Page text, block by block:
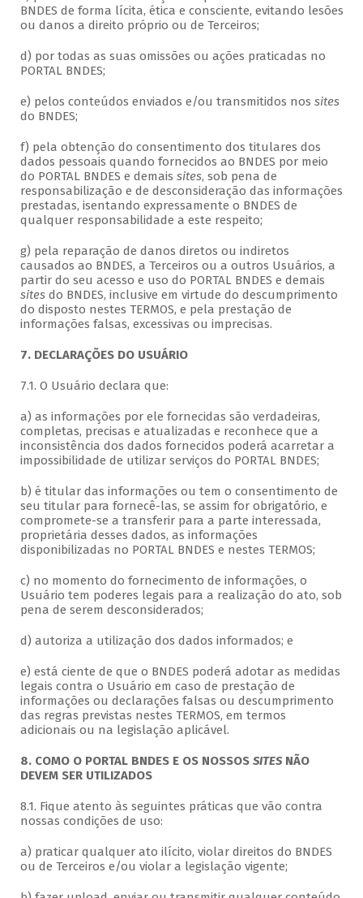
BNDES de forma lícita, ética e consciente, evitando lesões
ou danos a direito próprio ou de Terceiros;
d) por todas as suas omissões ou ações praticadas no
PORTAL BNDES;
e) pelos conteúdos enviados e/ou transmitidos nos sites
do BNDES;
f) pela obtenção do consentimento dos titulares dos
dados pessoais quando fornecidos ao BNDES por meio
do PORTAL BNDES e demais sites, sob pena de
responsabilização e de desconsideração das informações
prestadas, isentando expressamente o BNDES de
qualquer responsabilidade a este respeito;
g) pela reparação de danos diretos ou indiretos
causados ao BNDES, a Terceiros ou a outros Usuários, a
partir do seu acesso e uso do PORTAL BNDES e demais
sitesdo BNDES, inclusive em virtude do descumprimento
do disposto nestes TERMOS, e pela prestação de
informações falsas, excessivas ou imprecisas.
7. DECLARAÇÕES DO USUÁRIO
7.1. O Usuário declara que:
a) as informações por ele fornecidas são verdadeiras,
completas, precisas e atualizadas e reconhece que a
inconsistência dos dados fornecidos poderá acarretar a
impossibilidade de utilizar serviços do PORTAL BNDES;
b) é titular das informações ou tem o consentimento de
seu titular para fornecê-las, se assim for obrigatório, e
compromete-se a transferir para a parte interessada,
proprietária desses dados, as informações
disponibilizadas no PORTAL BNDES e nestes TERMOS;
c) no momento do fornecimento de informações, o
Usuário tem poderes legais para a realização do ato, sob
pena de serem desconsiderados;
d) autoriza a utilização dos dados informados; e
e) está ciente de que o BNDES poderá adotar as medidas
legais contra o Usuário em caso de prestação de
informações ou declarações falsas ou descumprimento
das regras previstas nestes TERMOS, em termos
adicionais ou na legislação aplicável.
8. COMO O PORTAL BNDES E OS NOSSOS SITESNÃO
DEVEM SER UTILIZADOS
8.1. Fique atento às seguintes práticas que vão contra
nossas condições de uso:
a) praticar qualquer ato ilícito, violar direitos do BNDES
ou de Terceiros e/ou violar a legislação vigente;